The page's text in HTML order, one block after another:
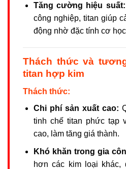
Tăng cường hiệu suất:
công nghiệp, titan giúp
động nhờ đặc tính cơ
Thách thức và
titan hợp kim
Thách thức:
Chi phí sản xuất cao:
tinh chế titan phức tạp
cao, làm tăng giá thành.
Khó khăn trong gia
hơn các kim loại